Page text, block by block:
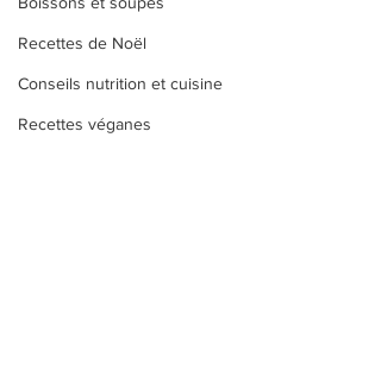
Recettes de Noël
Conseils nutrition et cuisine
Recettes véganes